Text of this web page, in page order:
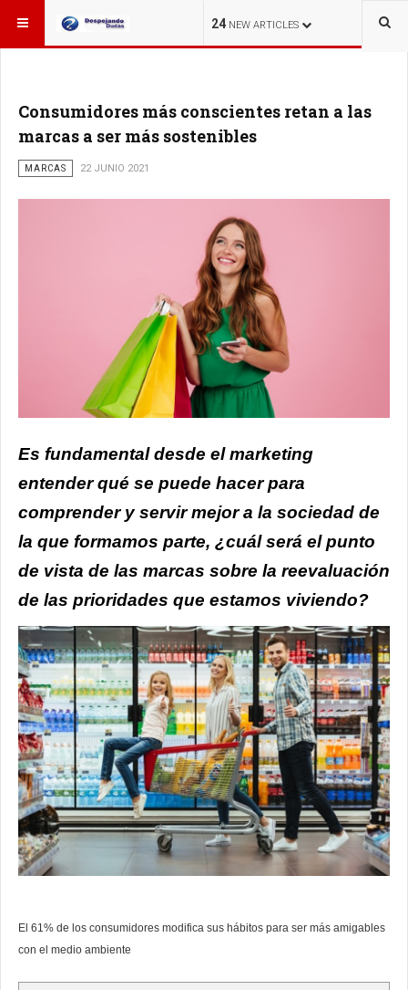
24 NEW ARTICLES
ESTÁ AQUÍ:
Consumidores más conscientes retan a las
marcas a ser más sostenibles
MARCAS 22 JUNIO 2021
Es fundamental desde el marketing
entender qué se puede hacer para
comprender y servir mejor a la sociedad de
la que formamos parte, ¿cuál será el punto
de vista de las marcas sobre la reevaluación
de las prioridades que estamos viviendo?
El 61% de los consumidores modifica sus hábitos para ser más amigables
con el medio ambiente